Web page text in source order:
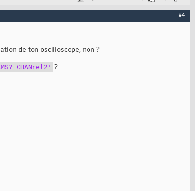
#4
de ton oscilloscope, non ?
CHANnel2' ?